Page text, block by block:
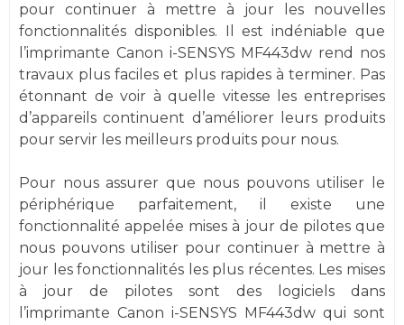
pour continuer à mettre à jour les nouvelles
fonctionnalités disponibles. Il est indéniable que
l’imprimante Canon i-SENSYS MF443dw rend nos
travaux plus faciles et plus rapides à terminer. Pas
étonnant de voir à quelle vitesse les entreprises
d’appareils continuent d’améliorer leurs produits
pour servir les meilleurs produits pour nous.
Pour nous assurer que nous pouvons utiliser le
périphérique parfaitement, il existe une
fonctionnalité appelée mises à jour de pilotes que
nous pouvons utiliser pour continuer à mettre à
jour les fonctionnalités les plus récentes. Les mises
à jour de pilotes sont des logiciels dans
l’imprimante Canon i-SENSYS MF443dw qui sont